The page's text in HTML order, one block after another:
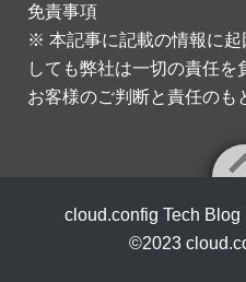
免責事項
※ 本記事に記載の情報に
しても弊社は一切の責任を
お客様のご判断と責任のも
cloud.config Tech
©2023